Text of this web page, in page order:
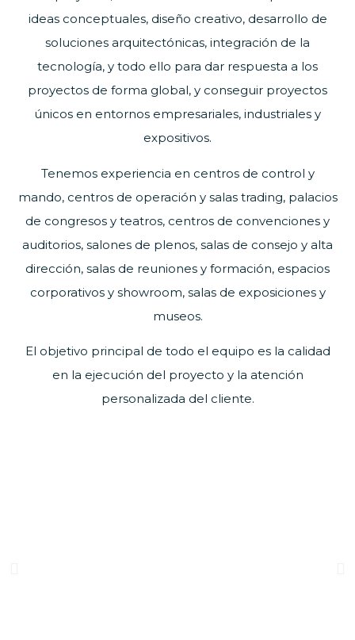
ideas conceptuales, diseño creativo, desarrollo de
soluciones arquitectónicas, integración de la
tecnología, y todo ello para dar respuesta a los
proyectos de forma global, y conseguir proyectos
únicos en entornos empresariales, industriales y
expositivos.
Tenemos experiencia en centros de control y
mando, centros de operación y salas trading, palacios
de congresos y teatros, centros de convenciones y
auditorios, salones de plenos, salas de consejo y alta
dirección, salas de reuniones y formación, espacios
corporativos y showroom, salas de exposiciones y
museos.
El objetivo principal de todo el equipo es la calidad
en la ejecución del proyecto y la atención
personalizada del cliente.